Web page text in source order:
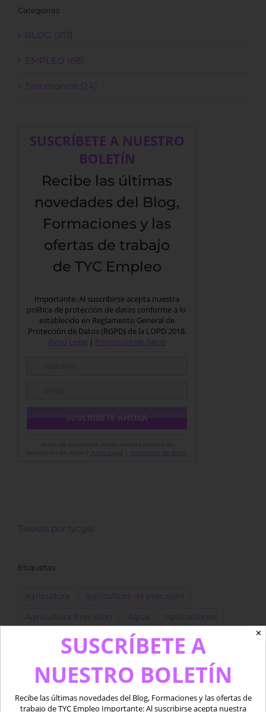
Categorías
BLOG (213)
EMPLEO (68)
Testimonios (24)
SUSCRÍBETE A NUESTRO
BOLETÍN
Recibe las últimas
novedades del Blog,
Formaciones y las
ofertas de trabajo
de TYC Empleo
Importante: Al suscribirse acepta nuestra
política de protección de datos conforme a lo
establecido en Reglamento General de
Protección de Datos (RGPD) de la LOPD 2018.
Aviso Legal | Protección de datos
Aviso Legal Protección de datos
Tweets por tycgis
Etiquetas
agricultura agricultura de precisión
Agricultura Precisión Agua Aplicaciones
Copernicus Datos datos LiDAR desarrollo
forestal Fotogrametría GEE GIS golf
Google Earth Engine IA Imágenes
✕
SUSCRÍBETE A
NUESTRO BOLETÍN
Recibe las últimas novedades del Blog, Formaciones y las ofertas de
trabajo de TYC Empleo Importante: Al suscribirse acepta nuestra